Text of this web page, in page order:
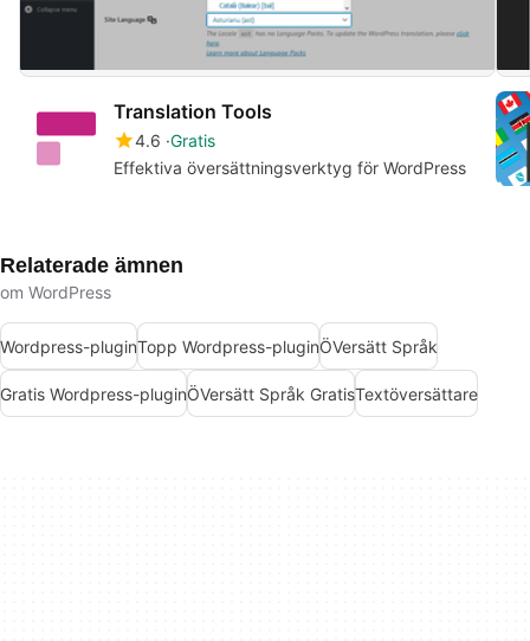
Translation Tools
4.6 Gratis
Effektiva översättningsverktyg för WordPress
Relaterade ämnen
om WordPress
Wordpress-pluginTopp Wordpress-pluginÖVersätt Språk
Gratis Wordpress-pluginÖVersätt Språk GratisTextöversättare